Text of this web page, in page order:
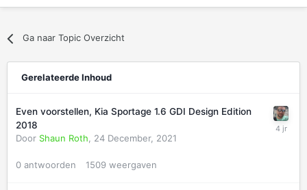
Ga naar Topic Overzicht
Gerelateerde Inhoud
Even voorstellen, Kia Sportage 1.6 GDI Design Edition
2018
Door Shaun Roth, 24 December, 2021
0 antwoorden 1509 weergaven